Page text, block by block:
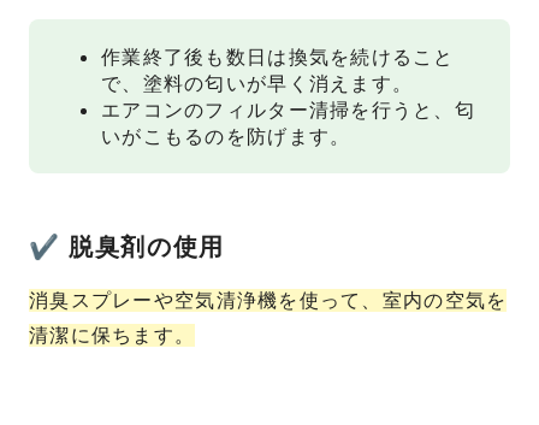
作業終了後も数日は換気を続けること
で、塗料の匂いが早く消えます。
エアコンのフィルター清掃を行うと、匂
いがこもるのを防げます。
✔ 脱臭剤の使用
消臭スプレーや空気清浄機を使って、室内の空気を
清潔に保ちます。